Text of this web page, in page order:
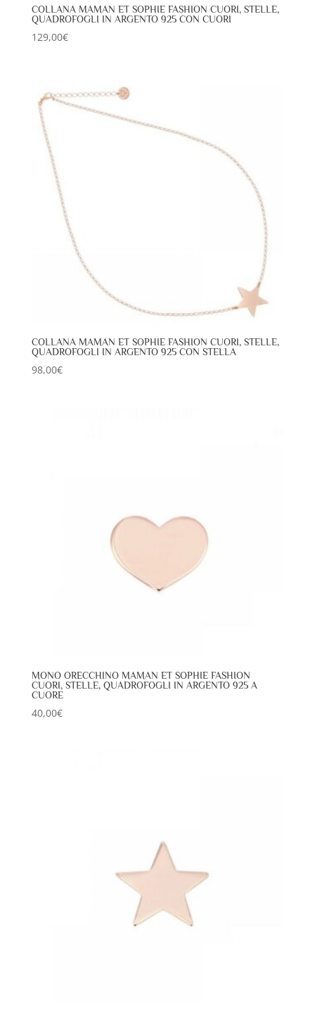
COLLANA MAMAN ET SOPHIE FASHION CUORI, STELLE,
QUADROFOGLI IN ARGENTO 925 CON CUORI
129,00€
COLLANA MAMAN ET SOPHIE FASHION CUORI, STELLE,
QUADROFOGLI IN ARGENTO 925 CON STELLA
98,00€
MONO ORECCHINO MAMAN ET SOPHIE FASHION
CUORI, STELLE, QUADROFOGLI IN ARGENTO 925 A
CUORE
40,00€